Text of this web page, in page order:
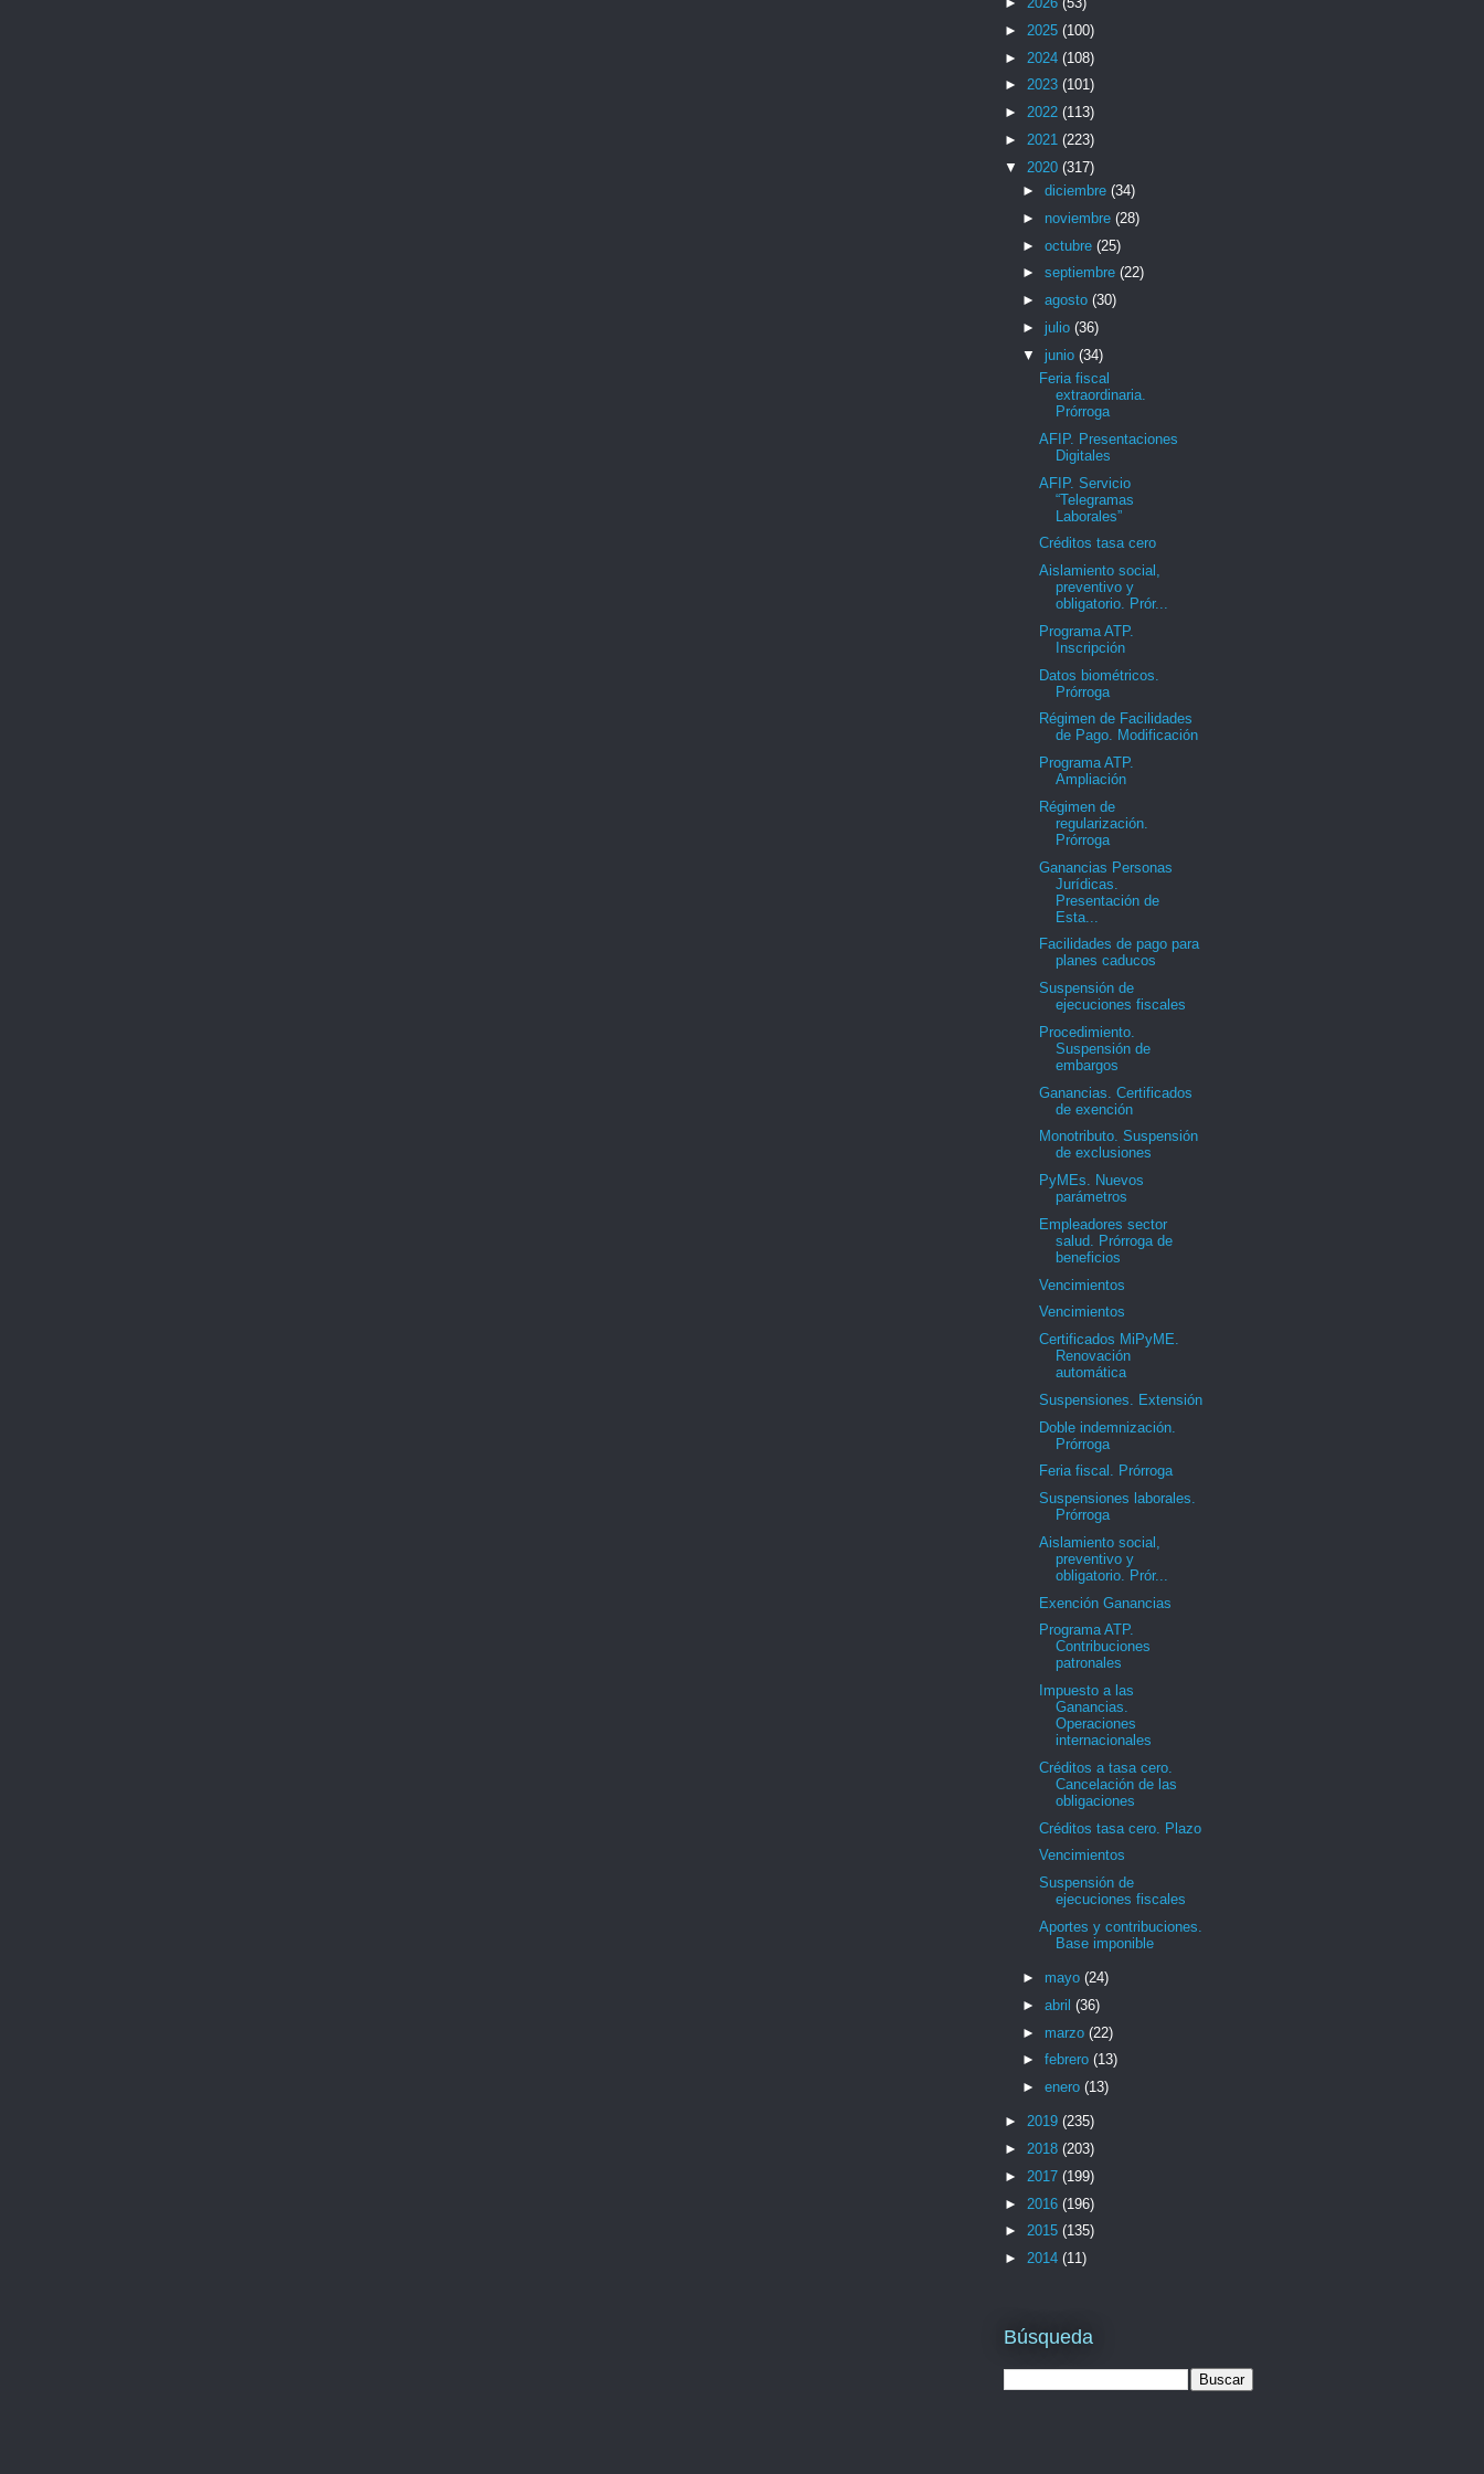
► 2025 (100)
► 2024 (108)
► 2023 (101)
► 2022 (113)
► 2021 (223)
▼ 2020 (317)
► diciembre (34)
► noviembre (28)
► octubre (25)
► septiembre (22)
► agosto (30)
► julio (36)
▼ junio (34)
Feria fiscal
extraordinaria.
Prórroga
AFIP. Presentaciones
Digitales
AFIP. Servicio
“Telegramas
Laborales”
Créditos tasa cero
Aislamiento social,
preventivo y
obligatorio. Prór...
Programa ATP.
Inscripción
Datos biométricos.
Prórroga
Régimen de Facilidades
de Pago. Modificación
Programa ATP.
Ampliación
Régimen de
regularización.
Prórroga
Ganancias Personas
Jurídicas.
Presentación de
Esta...
Facilidades de pago para
planes caducos
Suspensión de
ejecuciones fiscales
Procedimiento.
Suspensión de
embargos
Ganancias. Certificados
de exención
Monotributo. Suspensión
de exclusiones
PyMEs. Nuevos
parámetros
Empleadores sector
salud. Prórroga de
beneficios
Vencimientos
Vencimientos
Certificados MiPyME.
Renovación
automática
Suspensiones. Extensión
Doble indemnización.
Prórroga
Feria fiscal. Prórroga
Suspensiones laborales.
Prórroga
Aislamiento social,
preventivo y
obligatorio. Prór...
Exención Ganancias
Programa ATP.
Contribuciones
patronales
Impuesto a las
Ganancias.
Operaciones
internacionales
Créditos a tasa cero.
Cancelación de las
obligaciones
Créditos tasa cero. Plazo
Vencimientos
Suspensión de
ejecuciones fiscales
Aportes y contribuciones.
Base imponible
► mayo (24)
► abril (36)
► marzo (22)
► febrero (13)
► enero (13)
► 2019 (235)
► 2018 (203)
► 2017 (199)
► 2016 (196)
► 2015 (135)
► 2014 (11)
Búsqueda